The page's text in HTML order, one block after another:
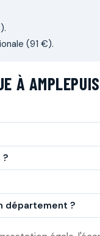
(91 €).
À AMPLEPUIS
?
département ?